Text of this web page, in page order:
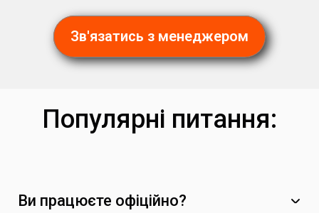
Зв'язатись з менеджером
Популярні питання:
Ви працюєте офіційно?